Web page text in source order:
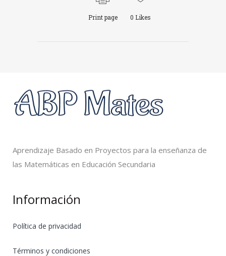
Print page 0 Likes
Aprendizaje Basado en Proyectos para la enseñanza de
las Matemáticas en Educación Secundaria
Información
Política de privacidad
Términos y condiciones